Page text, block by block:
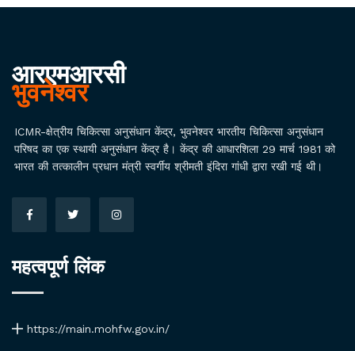
आरएमआरसी
भुवनेश्वर
ICMR-क्षेत्रीय चिकित्सा अनुसंधान केंद्र, भुवनेश्वर भारतीय चिकित्सा अनुसंधान
परिषद का एक स्थायी अनुसंधान केंद्र है। केंद्र की आधारशिला 29 मार्च 1981 को
भारत की तत्कालीन प्रधान मंत्री स्वर्गीय श्रीमती इंदिरा गांधी द्वारा रखी गई थी।
महत्वपूर्ण लिंक
https://main.mohfw.gov.in/